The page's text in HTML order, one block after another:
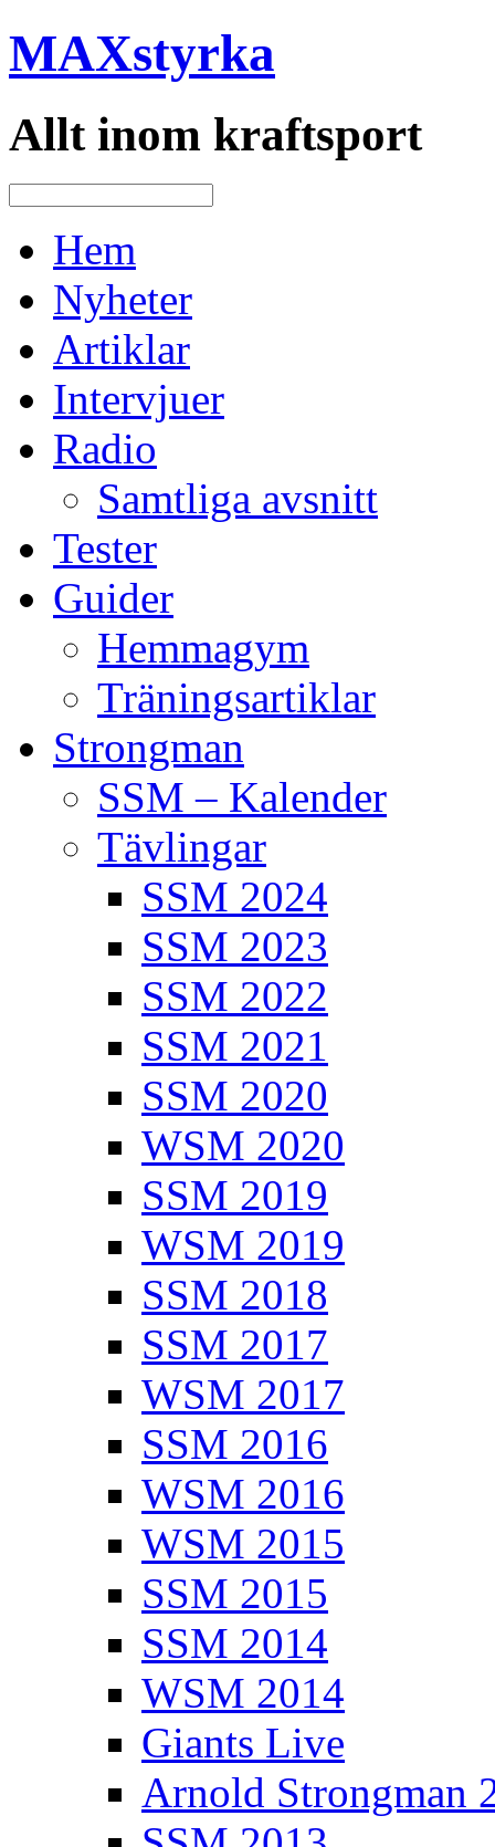
MAXstyrka
Allt inom kraftsport
Hem
Nyheter
Artiklar
Intervjuer
Radio
Samtliga avsnitt
Tester
Guider
Hemmagym
Träningsartiklar
Strongman
SSM – Kalender
Tävlingar
SSM 2024
SSM 2023
SSM 2022
SSM 2021
SSM 2020
WSM 2020
SSM 2019
WSM 2019
SSM 2018
SSM 2017
WSM 2017
SSM 2016
WSM 2016
WSM 2015
SSM 2015
SSM 2014
WSM 2014
Giants Live
Arnold Strongman